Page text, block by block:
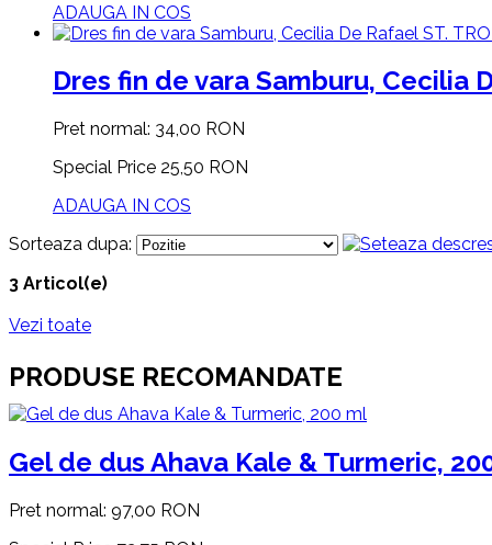
ADAUGA IN COS
Dres fin de vara Samburu, Cecilia
Pret normal: 34,00 RON
Special Price 25,50 RON
ADAUGA IN COS
Sorteaza dupa:
3 Articol(e)
Vezi toate
PRODUSE RECOMANDATE
Gel de dus Ahava Kale & Turmeric,
Pret normal: 97,00 RON